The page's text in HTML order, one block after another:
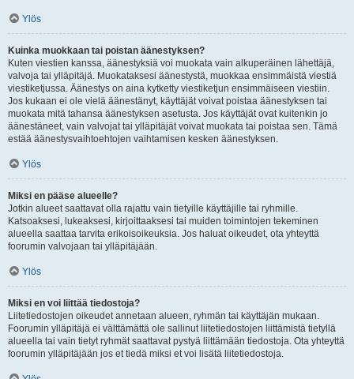
Ylös
Kuinka muokkaan tai poistan äänestyksen?
Kuten viestien kanssa, äänestyksiä voi muokata vain alkuperäinen lähettäjä,
valvoja tai ylläpitäjä. Muokataksesi äänestystä, muokkaa ensimmäistä viestiä
viestiketjussa. Äänestys on aina kytketty viestiketjun ensimmäiseen viestiin.
Jos kukaan ei ole vielä äänestänyt, käyttäjät voivat poistaa äänestyksen tai
muokata mitä tahansa äänestyksen asetusta. Jos käyttäjät ovat kuitenkin jo
äänestäneet, vain valvojat tai ylläpitäjät voivat muokata tai poistaa sen. Tämä
estää äänestysvaihtoehtojen vaihtamisen kesken äänestyksen.
Ylös
Miksi en pääse alueelle?
Jotkin alueet saattavat olla rajattu vain tietyille käyttäjille tai ryhmille.
Katsoaksesi, lukeaksesi, kirjoittaaksesi tai muiden toimintojen tekeminen
alueella saattaa tarvita erikoisoikeuksia. Jos haluat oikeudet, ota yhteyttä
foorumin valvojaan tai ylläpitäjään.
Ylös
Miksi en voi liittää tiedostoja?
Liitetiedostojen oikeudet annetaan alueen, ryhmän tai käyttäjän mukaan.
Foorumin ylläpitäjä ei välttämättä ole sallinut liitetiedostojen liittämistä tietyllä
alueella tai vain tietyt ryhmät saattavat pystyä liittämään tiedostoja. Ota yhteyttä
foorumin ylläpitäjään jos et tiedä miksi et voi lisätä liitetiedostoja.